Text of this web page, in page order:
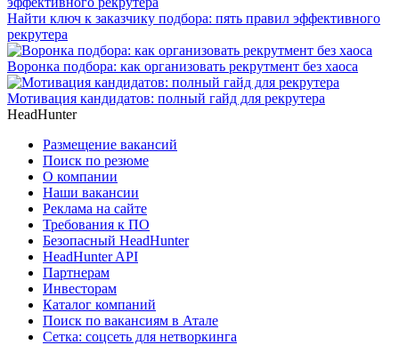
Найти ключ к заказчику подбора: пять правил эффективного
рекрутера
Воронка подбора: как организовать рекрутмент без хаоса
Мотивация кандидатов: полный гайд для рекрутера
HeadHunter
Размещение вакансий
Поиск по резюме
О компании
Наши вакансии
Реклама на сайте
Требования к ПО
Безопасный HeadHunter
HeadHunter API
Партнерам
Инвесторам
Каталог компаний
Поиск по вакансиям в Атале
Сетка: соцсеть для нетворкинга